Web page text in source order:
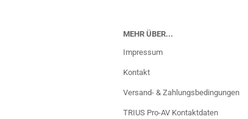
MEHR ÜBER...
Impressum
Kontakt
Versand- & Zahlungsbedingungen
TRIUS Pro-AV Kontaktdaten